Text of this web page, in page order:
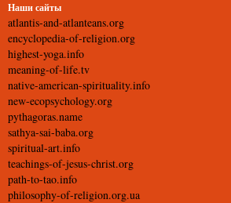
Наши сайты
atlantis-and-atlanteans.org
encyclopedia-of-religion.org
highest-yoga.info
meaning-of-life.tv
native-american-spirituality.info
new-ecopsychology.org
pythagoras.name
sathya-sai-baba.org
spiritual-art.info
teachings-of-jesus-christ.org
path-to-tao.info
philosophy-of-religion.org.ua